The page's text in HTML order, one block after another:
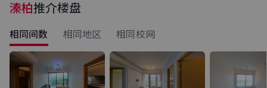
溱柏推介楼盘
相同间数 相同地区 相同校网